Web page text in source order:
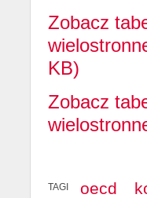
Zobacz
KB)
Zobacz
TAGI oecd